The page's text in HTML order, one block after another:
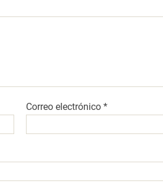
Correo electrónico*